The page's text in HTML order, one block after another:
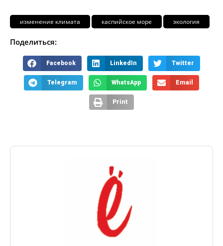
изменение климата каспийское море экология
Поделиться:
Facebook LinkedIn Twitter
Telegram WhatsApp Email
Print